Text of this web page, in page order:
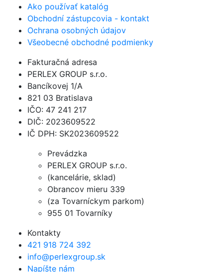
Ako používať katalóg
Obchodní zástupcovia - kontakt
Ochrana osobných údajov
Všeobecné obchodné podmienky
Fakturačná adresa
PERLEX GROUP s.r.o.
Bancíkovej 1/A
821 03 Bratislava
IČO: 47 241 217
DIČ: 2023609522
IČ DPH: SK2023609522
Prevádzka
PERLEX GROUP s.r.o.
(kancelárie, sklad)
Obrancov mieru 339
(za Tovarníckym parkom)
955 01 Tovarníky
Kontakty
421 918 724 392
info@perlexgroup.sk
Napíšte nám